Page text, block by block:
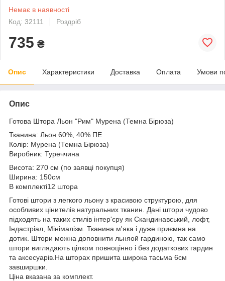
Немає в наявності
Код: 32111
Роздріб
735 ₴
Опис Характеристики Доставка Оплата Умови
Опис
Готова Штора Льон "Рим" Мурена (Темна Бірюза)
Тканина: Льон 60%, 40% ПЕ
Колір: Мурена (Темна Бірюза)
Виробник: Туреччина
Висота: 270 см (по заявці покупця)
Ширина: 150см
В комплекті12 штора
Готові штори з легкого льону з красивою структурою, для
особливих цінителів натуральних тканин. Дані штори чудово
підходять на таких стилів інтер'єру як Скандинавський, лофт,
Індастріал, Мінімалізм. Тканина м'яка і дуже приємна на
дотик. Штори можна доповнити льняой гардиною, так само
штори виглядають цілком повноцінно і без додаткових гардин
та аксесуарів.На шторах пришита широка тасьма 6см
завширшки.
Ціна вказана за комплект.